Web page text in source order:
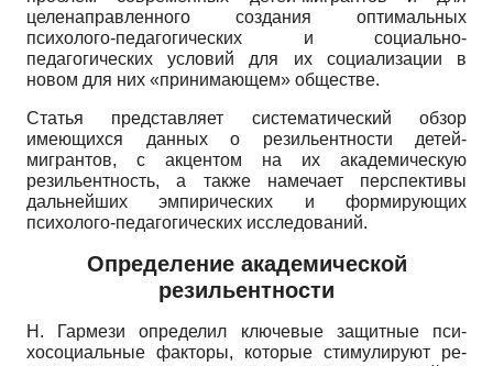
целенаправленного создания оптимальных
психолого-педагогических и социально-
педагогических условий для их социализации в
новом для них «принимающем» обществе.
Статья представляет систематический обзор
имеющихся данных о резильентности детей-
мигрантов, с акцентом на их академическую
резильентность, а также намечает перспективы
дальнейших эмпирических и формирующих
психолого-педагогических исследований.
Определение академической
резильентности
Н. Гармези определил ключевые защитные пси­
хосоциальные факторы, которые стимулируют ре-